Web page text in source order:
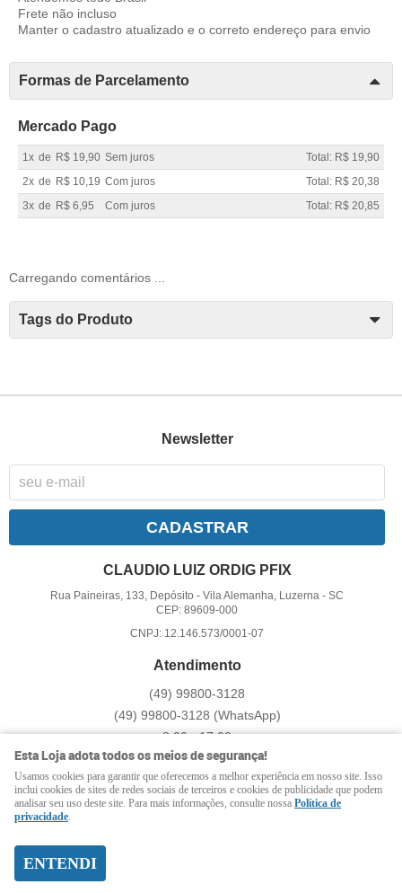
Frete não incluso
Manter o cadastro atualizado e o correto endereço para envio
Formas de Parcelamento
Mercado Pago
1x de R$ 19,90 Sem juros
Total: R$ 19,90
2x de R$ 10,19 Com juros
Total: R$ 20,38
3x de R$ 6,95 Com juros Total: R$ 20,85
Carregando comentários ...
Tags do Produto
Newsletter
CADASTRAR
CLAUDIO LUIZ ORDIG PFIX
Rua Paineiras, 133, Depósito -Vila Alemanha, Luzerna -SC
CEP: 89609-000
CNPJ: 12.146.573/0001-07
Atendimento
(49) 99800-3128
(49) 99800-3128 (WhatsApp)
8:00 - 17:00
pfix@pfix.com.br
LOJA VIRTUAL CRIADA POR
Esta Loja adota todos os meios de segurança!
Usamos cookies para garantir que oferecemos a melhor experiência em nosso site. Isso
inclui cookies de sites de redes sociais de terceiros e cookies de publicidade que podem
analisar seu uso deste site. Para mais informações, consulte nossa Política de
privacidade.
ENTENDI